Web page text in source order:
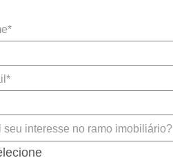
seu interesse no ramo imobiliário?